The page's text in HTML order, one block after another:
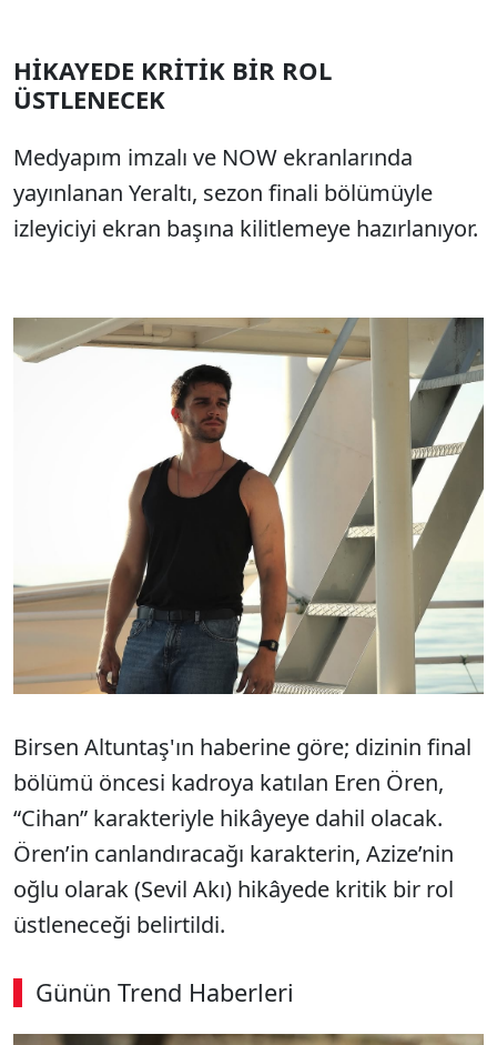
HİKAYEDE KRİTİK BİR ROL
ÜSTLENECEK
Medyapım imzalı ve NOW ekranlarında
yayınlanan Yeraltı, sezon finali bölümüyle
izleyiciyi ekran başına kilitlemeye hazırlanıyor.
Birsen Altuntaş'ın haberine göre; dizinin final
bölümü öncesi kadroya katılan Eren Ören,
“Cihan” karakteriyle hikâyeye dahil olacak.
Ören’in canlandıracağı karakterin, Azize’nin
oğlu olarak (Sevil Akı) hikâyede kritik bir rol
üstleneceği belirtildi.
Günün Trend Haberleri